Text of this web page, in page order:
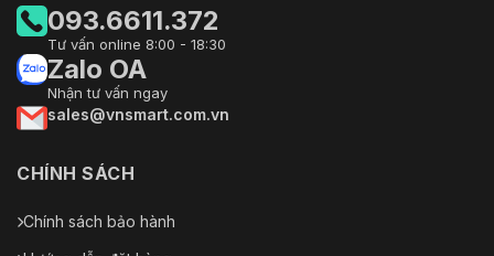
Chức
năng học
sâu
Chụp
khuôn mặt
Hỗ trợ phát hiện tối đa 5 khuôn mặt cùng lúc;
Bảo vệ
chu vi
Tổng
093.6611.372
Tư vấn online 8:00 - 18:30
Zalo OA
Nhận tư vấn ngay
sales@vnsmart.com.vn
CHÍNH SÁCH
Chính sách bảo hành